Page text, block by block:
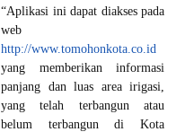
“Aplikasi ini dapat diakses pada
web
http://www.tomohonkota.co.id
yang memberikan informasi
panjang dan luas area irigasi,
yang telah terbangun atau
belum terbangun di Kota